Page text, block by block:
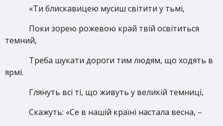
«Ти блискавицею мусиш світити у тьмі,
Поки зорею рожевою край твій освітиться
темний,
Треба шукати дороги тим людям, що ходять в
ярмі.
Глянуть всі ті, що живуть у великій темниці,
Скажуть: «Се в нашій країні настала весна, –